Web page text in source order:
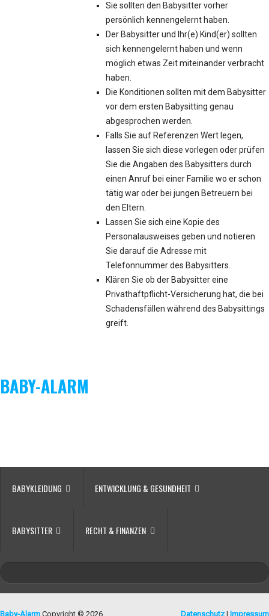
Sie sollten den Babysitter vorher
persönlich kennengelernt haben.
Der Babysitter und Ihr(e) Kind(er) sollten
sich kennengelernt haben und wenn
möglich etwas Zeit miteinander verbracht
haben.
Die Konditionen sollten mit dem Babysitter
vor dem ersten Babysitting genau
abgesprochen werden.
Falls Sie auf Referenzen Wert legen,
lassen Sie sich diese vorlegen oder prüfen
Sie die Angaben des Babysitters durch
einen Anruf bei einer Familie wo er schon
tätig war oder bei jungen Betreuern bei
den Eltern.
Lassen Sie sich eine Kopie des
Personalausweises geben und notieren
Sie darauf die Adresse mit
Telefonnummer des Babysitters.
Klären Sie ob der Babysitter eine
Privathaftpflicht-Versicherung hat, die bei
Schadensfällen während des Babysittings
greift.
BABY-ALARM
BABYKLEIDUNG ENTWICKLUNG & GESUNDHEIT
BABYSITTER RECHT & FINANZEN
Baby-Alarm Copyright © 2026. Datenschutz| Impressum